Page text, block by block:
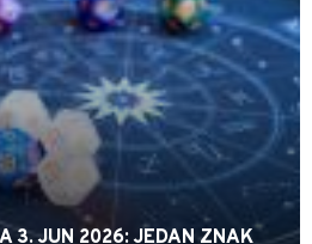
3. JUN 2026: JEDAN ZNAK